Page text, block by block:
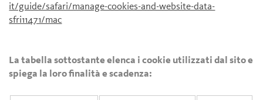
it/guide/safari/manage-cookies-and-website-data-
sfri11471/mac
La tabella sottostante elenca i cookie utilizzati dal sito e
spiega la loro finalità e scadenza: